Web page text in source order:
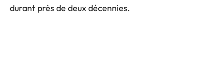
durant près de deux décennies.